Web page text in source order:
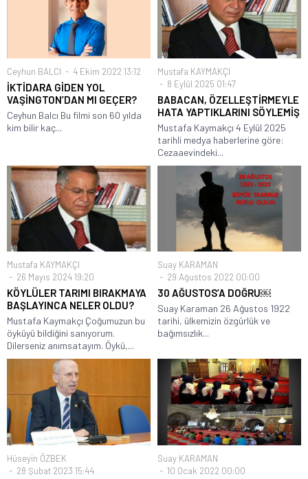
Ceyhun BALCI 4 Ekim 2022 13:12
İKTİDARA GİDEN YOL
VAŞİNGTON’DAN MI GEÇER?
Ceyhun Balcı Bu filmi son 60 yılda
kim bilir kaç...
Mustafa KAYMAKÇI
8 Eylül 2025 01:47
BABACAN, ÖZELLEŞTİRMEYLE
HATA YAPTIKLARINI SÖYLEMİŞ
Mustafa Kaymakçı 4 Eylül 2025
tarihli medya haberlerine göre:
Cezaaevindeki...
Mustafa KAYMAKÇI
26 Mayıs 2024 19:20
KÖYLÜLER TARIMI BIRAKMAYA
BAŞLAYINCA NELER OLDU?
Mustafa Kaymakçı Çoğumuzun bu
öyküyü bildiğini sanıyorum.
Dilerseniz anımsatayım. Öykü,...
Suay KARAMAN
29 Ağustos 2022 00:00
30 AĞUSTOS’A DOĞRU￼
Suay Karaman 26 Ağustos 1922
tarihi, ülkemizin özgürlük ve
bağımsızlık...
Hüseyin ÖZBEK
28 Şubat 2023 15:44
Suay KARAMAN
10 Ocak 2022 00:00